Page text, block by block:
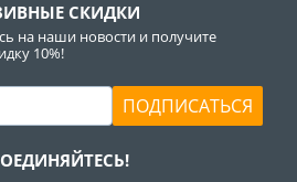
СКИДКИ
на наши новости и получите
10%!
ПОДПИСАТЬСЯ